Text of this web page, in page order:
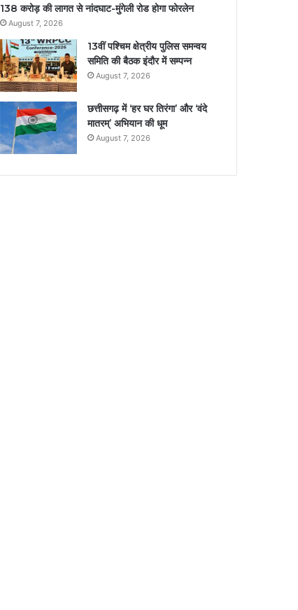
138 करोड़ की लागत से नांदघाट-मुंगेली रोड होगा फोरलेन
August 7, 2026
13वीं पश्चिम क्षेत्रीय पुलिस समन्वय
समिति की बैठक इंदौर में सम्पन्न
August 7, 2026
छत्तीसगढ़ में ‘हर घर तिरंगा’ और ‘वंदे
मातरम्’ अभियान की धूम
August 7, 2026